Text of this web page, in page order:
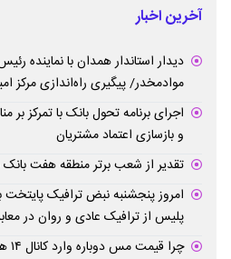
آخرین اخبار
دیدار استاندار همدان با نماینده
موادمخدر/ پیگیری راه‌اندازی مرکز
اجرای برنامه تحول بانک با تمرکز بر
و بازسازی اعتماد مشتریان
تقدیر از شعب برتر منطقه هفت بانک
امروز پنجشنبه نبض ترافیک
پلیس از ترافیک عادی و روان در
چرا قیمت مس دوباره وارد کانال ۱۴ هزار دلار شد